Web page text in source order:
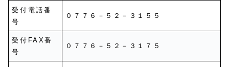
受付電話番
号
０７７６－５２－３１５５
受付FAX番
号
０７７６－５２－３１７５